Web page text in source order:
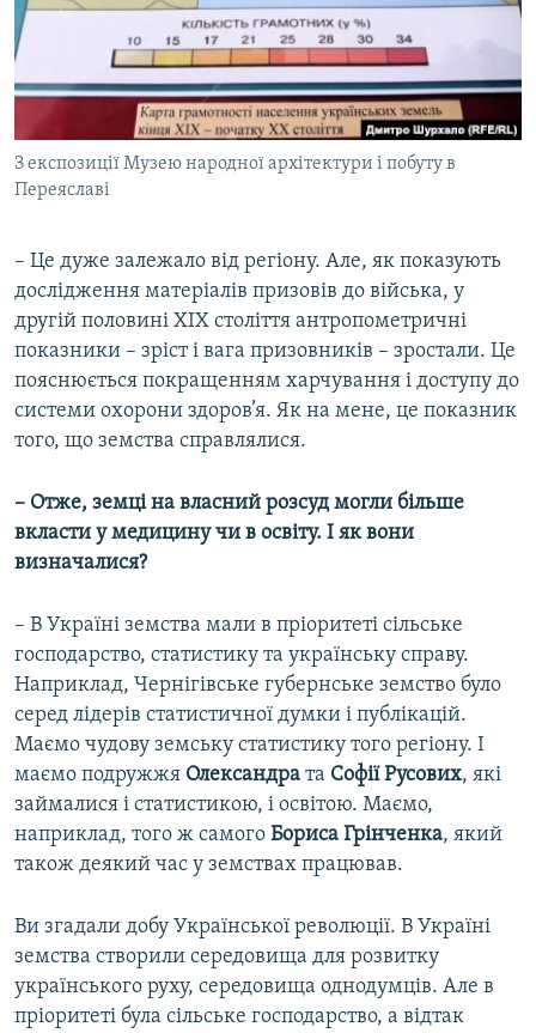
З експозиції Музею народної архітектури і побуту в
Переяславі
– Це дуже залежало від регіону. Але, як показують
дослідження матеріалів призовів до війська, у
другій половині ХІХ століття антропометричні
показники – зріст і вага призовників – зростали. Це
пояснюється покращенням харчування і доступу до
системи охорони здоров’я. Як на мене, це показник
того, що земства справлялися.
– Отже, земці на власний розсуд могли більше
вкласти у медицину чи в освіту. І як вони
визначалися?
– В Україні земства мали в пріоритеті сільське
господарство, статистику та українську справу.
Наприклад, Чернігівське губернське земство було
серед лідерів статистичної думки і публікацій.
Маємо чудову земську статистику того регіону. І
маємо подружжя Олександра та Софії Русових, які
займалися і статистикою, і освітою. Маємо,
наприклад, того ж самого Бориса Грінченка, який
також деякий час у земствах працював.
Ви згадали добу Української революції. В Україні
земства створили середовища для розвитку
українського руху, середовища однодумців. Але в
пріоритеті була сільське господарство, а відтак